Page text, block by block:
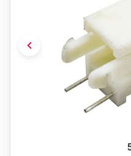
chevron_left